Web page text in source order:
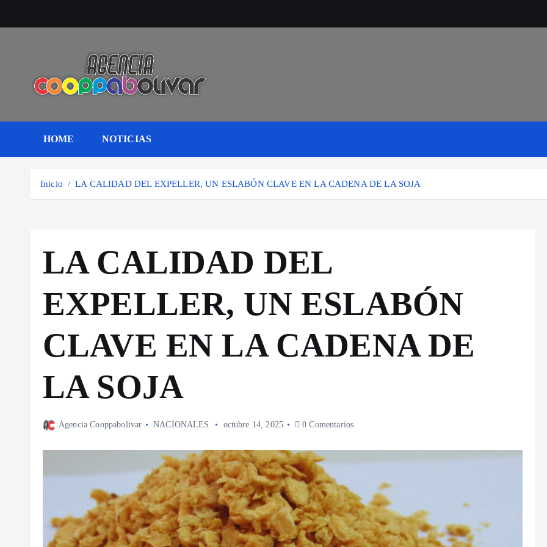
l
o
HOME NOTICIAS
Inicio LA CALIDAD DEL EXPELLER, UN ESLABÓN CLAVE EN LA CADENA DE LA SOJA
LA CALIDAD DEL
EXPELLER, UN ESLABÓN
CLAVE EN LA CADENA DE
LA SOJA
Agencia Cooppabolivar NACIONALES octubre 14, 2025 0 Comentarios